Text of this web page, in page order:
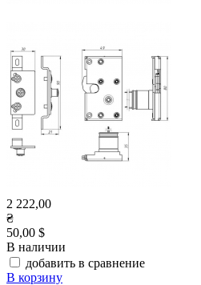
2 222,00
₴
50,00 $
В наличии
добавить в сравнение
В корзину